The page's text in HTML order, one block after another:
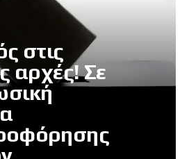
στις
αρχές! Σε